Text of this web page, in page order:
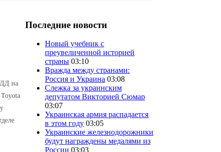
на
Последние новости
Новый учебник с
преувеличенной историей
страны 03:10
Вражда между странами:
Россия и Украина 03:08
Слежка за украинским
депутатом Викторией Сюмар
03:07
Украинская армия распадается
в этом году 03:05
Украинские железнодорожники
будут награждены медалями из
России 03:03